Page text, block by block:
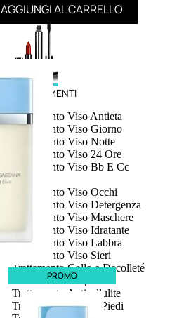
TRATTAMENTI
Trattamento Viso Antieta
Trattamento Viso Giorno
Trattamento Viso Notte
Trattamento Viso 24 Ore
Trattamento Viso Bb E Cc
Cream
Trattamento Viso Occhi
Trattamento Viso Detergenza
Trattamento Viso Maschere
Trattamento Viso Idratante
Trattamento Viso Labbra
Trattamento Viso Sieri
Trattamento Collo e Decolleté
Trattamento Corpo
Trattamento Anticellulite
Trattamento Mani e Piedi
AGGIUNGI AL CARRELLO
PROMO